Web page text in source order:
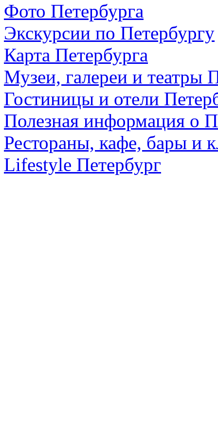
Фото Петербурга
Экскурсии по Петербургу
Карта Петербурга
Музеи, галереи и театры
Гостиницы и отели
Полезная информация о
Рестораны, кафе, бары и
Lifestyle Петербург